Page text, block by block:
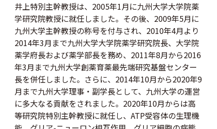
井上特別主幹教授は、2005年1月に九州大学大学院薬
学研究院教授に就任しました。その後、2009年5月に
九州大学主幹教授の称号を付与され、2010年4月より
2014年3月まで九州大学大学院薬学研究院長、大学院
薬学府長および薬学部長を務め、2011年8月から2016
年3月まで九州大学創薬育薬最先端研究基盤センター
長を併任しました。さらに、2014年10月から2020年9
月まで九州大学理事・副学長として、九州大学の運営
に多大なる貢献をされました。2020年10月からは高
等研究院特別主幹教授に就任し、ATP受容体の生理機